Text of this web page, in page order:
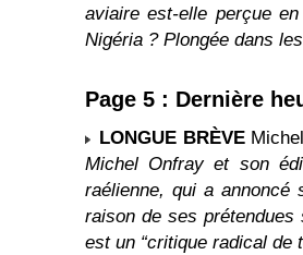
aviaire est-elle perçue
Nigéria ? Plongée dans
Page 5 : Dernière
LONGUE BRÈVE
Michel Onfray et son
raélienne, qui a annoncé
raison de ses prétendues
est un “critique radical de